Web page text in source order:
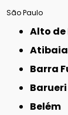
São Paulo
Alto
Atibaia
Barra
Barueri
Belém